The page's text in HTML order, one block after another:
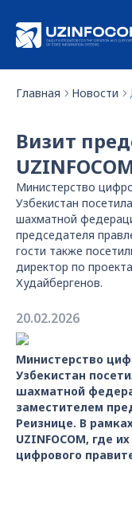
Главная Новости
Визит
Министерство
Узбекистан
шахматной
председателя
гости также
директор по
Худайбергенов.
20.02.2026
Министерство
Узбекистан
шахматной
заместителем
Реизнице. В
UZINFOCOM, где
цифрового